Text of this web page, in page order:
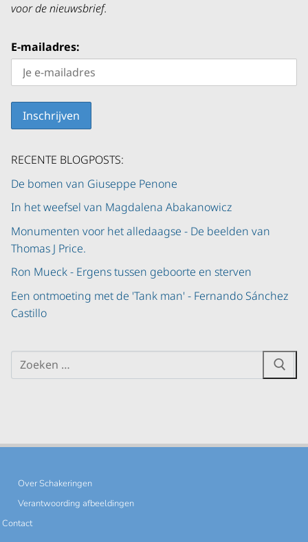
voor de nieuwsbrief.
E-mailadres:
RECENTE BLOGPOSTS:
De bomen van Giuseppe Penone
In het weefsel van Magdalena Abakanowicz
Monumenten voor het alledaagse - De beelden van
Thomas J Price.
Ron Mueck - Ergens tussen geboorte en sterven
Een ontmoeting met de 'Tank man' - Fernando Sánchez
Castillo
Over Schakeringen
Verantwoording afbeeldingen
Contact